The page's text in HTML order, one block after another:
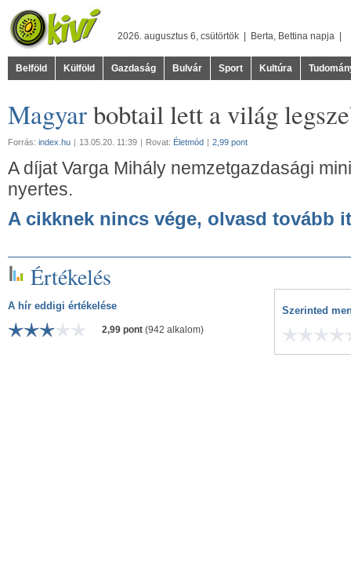
2026. augusztus 6, csütörtök | Berta, Bettina napja |
Belföld Külföld Gazdaság Bulvár Sport Kultúra
Magyarbobtail lett a világ
Forrás: index.hu | 13.05.20. 11:39 | Rovat: Életmód | 2,99 pont
A díjat Varga Mihály nemzetgazdasági
nyertes.
A cikknek nincs vége, olvasd tovább
Értékelés
A hír eddigi értékelése
2,99 pont (942 alkalom)
Szerinted